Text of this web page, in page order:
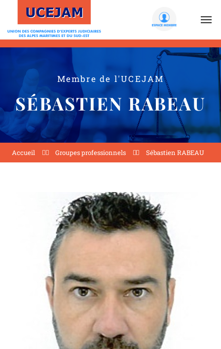
Membre de l'UCEJAM
SÉBASTIEN RABEAU
Accueil Groupes professionnels Sébastien RABEAU